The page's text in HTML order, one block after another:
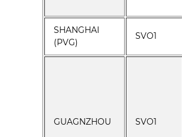
SHANGHAI
(PVG)
SVO1
GUAGNZHOU SVO1